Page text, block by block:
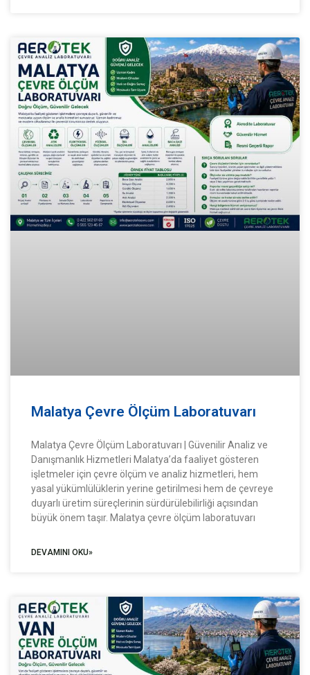
Malatya Çevre Ölçüm Laboratuvarı
Malatya Çevre Ölçüm Laboratuvarı | Güvenilir Analiz ve
Danışmanlık Hizmetleri Malatya’da faaliyet gösteren
işletmeler için çevre ölçüm ve analiz hizmetleri, hem
yasal yükümlülüklerin yerine getirilmesi hem de çevreye
duyarlı üretim süreçlerinin sürdürülebilirliği açısından
büyük önem taşır. Malatya çevre ölçüm laboratuvarı
DEVAMINI OKU»